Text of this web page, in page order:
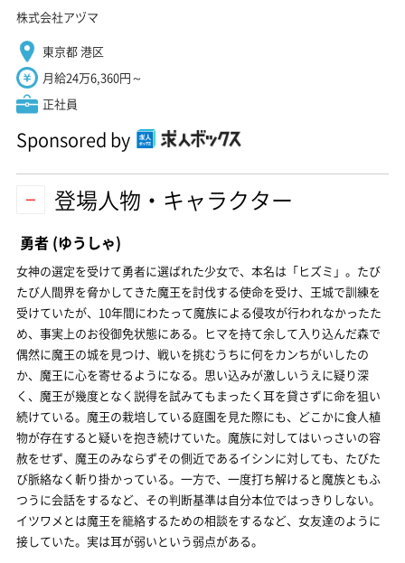
株式会社アヅマ
東京都 港区
月給24万6,360円～
正社員
Sponsored by
登場人物・キャラクター
勇者 (ゆうしゃ)
女神の選定を受けて勇者に選ばれた少女で、本名は「ヒズミ」。たび
たび人間界を脅かしてきた魔王を討伐する使命を受け、王城で訓練を
受けていたが、10年間にわたって魔族による侵攻が行われなかったた
め、事実上のお役御免状態にある。ヒマを持て余して入り込んだ森で
偶然に魔王の城を見つけ、戦いを挑むうちに何をカンちがいしたの
か、魔王に心を寄せるようになる。思い込みが激しいうえに疑り深
く、魔王が幾度となく説得を試みてもまったく耳を貸さずに命を狙い
続けている。魔王の栽培している庭園を見た際にも、どこかに食人植
物が存在すると疑いを抱き続けていた。魔族に対してはいっさいの容
赦をせず、魔王のみならずその側近であるイシンに対しても、たびた
び脈絡なく斬り掛かっている。一方で、一度打ち解けると魔族ともふ
つうに会話をするなど、その判断基準は自分本位ではっきりしない。
イツワメとは魔王を籠絡するための相談をするなど、女友達のように
接していた。実は耳が弱いという弱点がある。